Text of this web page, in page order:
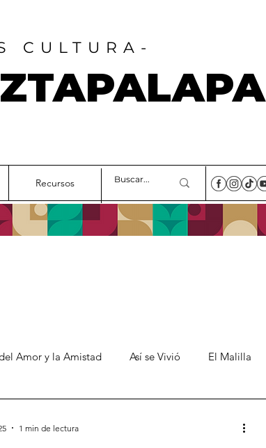
CULTURA-
Recursos
Amor y la Amistad Así se Vivió El Malilla
1 min de lectura